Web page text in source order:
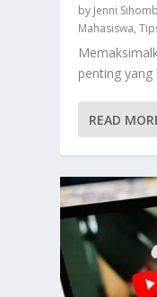
by Jenni
Mahasiswa,
penting yang
READ